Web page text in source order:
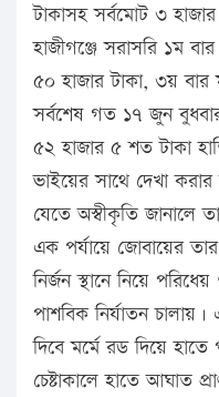
টাকাসহ সর্বমোট ৩
হাজীগঞ্জে সরাসরি ১ম
৫০ হাজার টাকা, ৩য় বার
সর্বশেষ গত ১৭ জুন বুধবার
৫২ হাজার ৫ শত টাকা
ভাইয়ের সাথে দেখা
যেতে অস্বীকৃতি জানালে
এক পর্যায়ে জোবায়ের
নির্জন স্থানে নিয়ে
পাশবিক নির্যাতন
দিবে মর্মে রড দিয়ে
চেষ্টাকালে হাতে আঘাত